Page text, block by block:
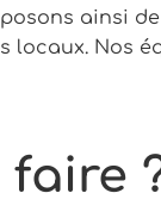
ainsi de
locaux. Nos